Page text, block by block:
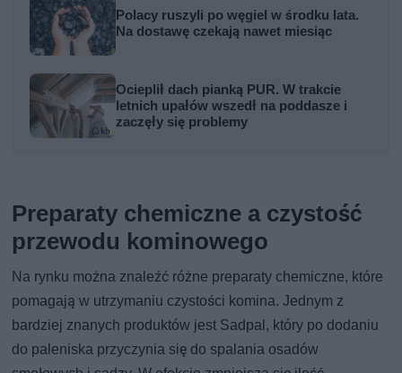
Polacy ruszyli po węgiel w środku lata.
Na dostawę czekają nawet miesiąc
Ocieplił dach pianką PUR. W trakcie
letnich upałów wszedł na poddasze i
zaczęły się problemy
Preparaty chemiczne a czystość
przewodu kominowego
Na rynku można znaleźć różne preparaty chemiczne, które
pomagają w utrzymaniu czystości komina. Jednym z
bardziej znanych produktów jest Sadpal, który po dodaniu
do paleniska przyczynia się do spalania osadów